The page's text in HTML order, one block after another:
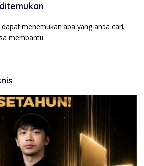
menemukan apa yang anda cari.
membantu.